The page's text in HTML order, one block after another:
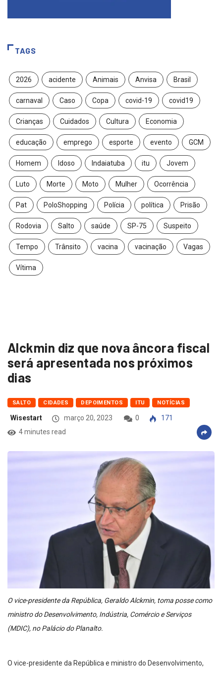
TAGS
2026 acidente Animais Anvisa Brasil
carnaval Caso Copa covid-19 covid19
Crianças Cuidados Cultura Economia
educação emprego esporte evento GCM
Homem Idoso Indaiatuba itu Jovem
Luto Morte Moto Mulher Ocorrência
Pat PoloShopping Polícia política Prisão
Rodovia Salto saúde SP-75 Suspeito
Tempo Trânsito vacina vacinação Vagas
Vítima
Alckmin diz que nova âncora fiscal
será apresentada nos próximos
dias
SALTO CIDADES DEPOIMENTOS ITU NOTÍCIAS
Wisestart março 20, 2023 0
171
4 minutes read
O vice-presidente da República, Geraldo Alckmin, toma posse como
ministro do Desenvolvimento, Indústria, Comércio e Serviços
(MDIC), no Palácio do Planalto.
O vice-presidente da República e ministro do Desenvolvimento,